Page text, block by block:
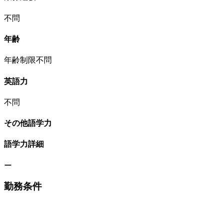
不問
年齢
年齢制限不問
英語力
不問
その他語学力
語学力詳細
ー
勤務条件